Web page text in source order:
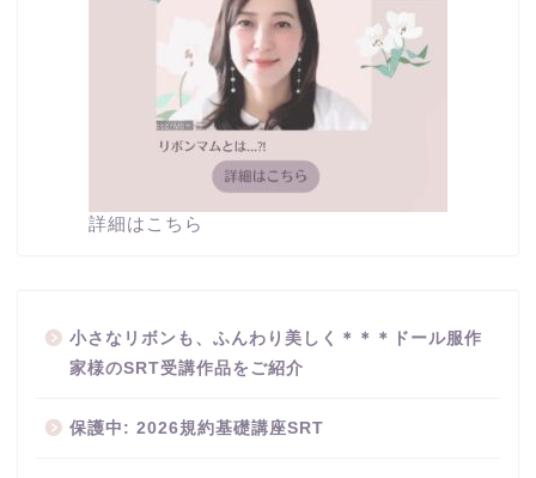
詳細はこちら
小さなリボンも、ふんわり美しく＊＊＊ドール服作
家様のSRT受講作品をご紹介
保護中: 2026規約基礎講座SRT